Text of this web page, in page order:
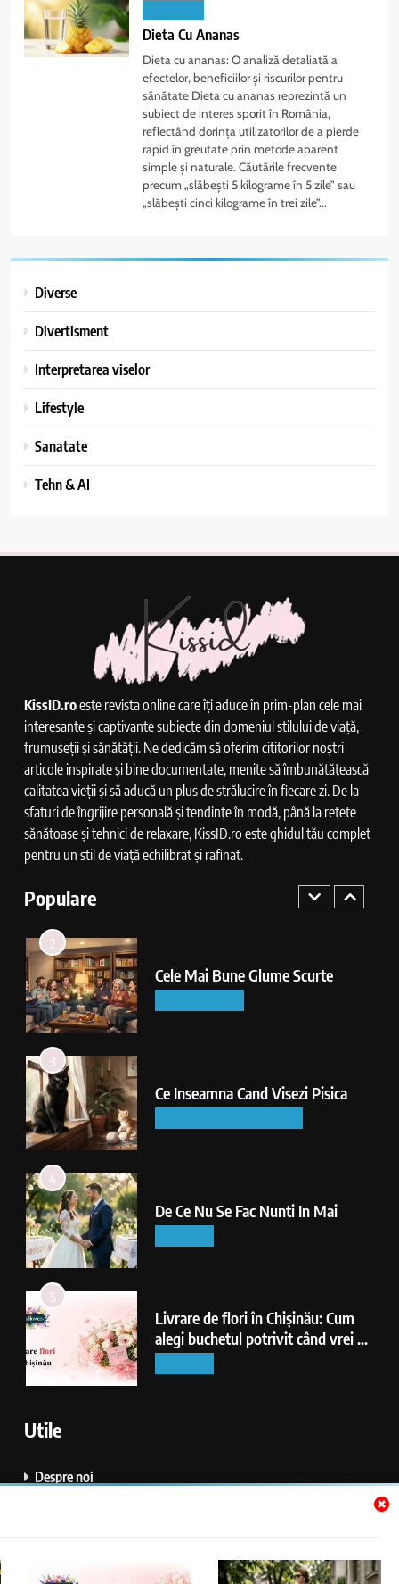
Dieta Cu Ananas
Dieta cu ananas: O analiză detaliată a
efectelor, beneficiilor și riscurilor pentru
sănătate Dieta cu ananas reprezintă un
subiect de interes sporit în România,
reflectând dorința utilizatorilor de a pierde
rapid în greutate prin metode aparent
simple și naturale. Căutările frecvente
precum „slăbești 5 kilograme în 5 zile” sau
„slăbești cinci kilograme în trei zile”...
Diverse
Divertisment
Interpretarea viselor
Lifestyle
Sanatate
Tehn & AI
KissID.roeste revista online care îți aduce în prim-plan cele mai
interesante și captivante subiecte din domeniul stilului de viață,
frumuseții și sănătății. Ne dedicăm să oferim cititorilor noștri
articole inspirate și bine documentate, menite să îmbunătățească
calitatea vieții și să aducă un plus de strălucire în fiecare zi. De la
sfaturi de îngrijire personală și tendințe în modă, până la rețete
sănătoase și tehnici de relaxare, KissID.ro este ghidul tău complet
pentru un stil de viață echilibrat și rafinat.
Populare
Ce Inseamna Cand Visezi Porumbei
INTERPRETAREA VISELOR
8
Cum Functioneaza Releul Bujii
Incandescente
TEHN & AI
1
Ce Inseamna Cand Visezi Pui De
Pisica
2
Cele Mai Bune Glume Scurte
3
Ce Inseamna Cand Visezi Pisica
4
De Ce Nu Se Fac Nunti In Mai
5
Livrare de flori în Chișinău: Cum
alegi buchetul potrivit când vrei să
faci o surpriză reușită
Ce Inseamna Cand Visezi Porumbei
Utile
Despre noi